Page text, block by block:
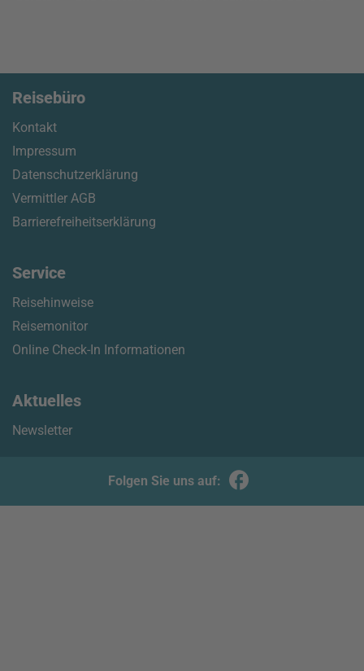
Reisebüro
Kontakt
Impressum
Datenschutzerklärung
Vermittler AGB
Barrierefreiheitserklärung
Service
Reisehinweise
Reisemonitor
Online Check-In Informationen
Aktuelles
Newsletter
Folgen Sie uns auf: